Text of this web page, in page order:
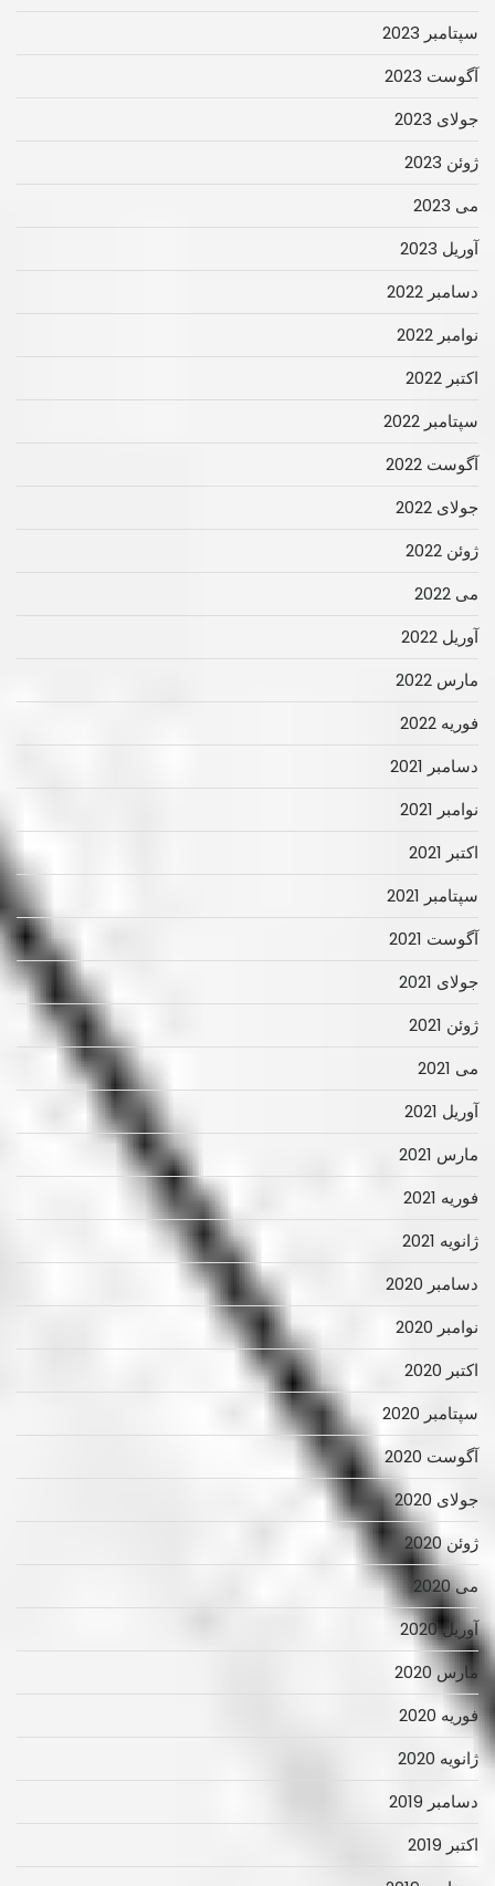
سپتامبر 2023
آگوست 2023
جولای 2023
ژوئن 2023
می 2023
آوریل 2023
دسامبر 2022
نوامبر 2022
اکتبر 2022
سپتامبر 2022
آگوست 2022
جولای 2022
ژوئن 2022
می 2022
آوریل 2022
مارس 2022
فوریه 2022
دسامبر 2021
نوامبر 2021
اکتبر 2021
سپتامبر 2021
آگوست 2021
جولای 2021
ژوئن 2021
می 2021
آوریل 2021
مارس 2021
فوریه 2021
ژانویه 2021
دسامبر 2020
نوامبر 2020
اکتبر 2020
سپتامبر 2020
آگوست 2020
جولای 2020
ژوئن 2020
می 2020
آوریل 2020
مارس 2020
فوریه 2020
ژانویه 2020
دسامبر 2019
اکتبر 2019